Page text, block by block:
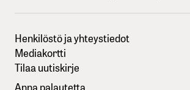
Henkilöstö ja yhteystiedot
Mediakortti
Tilaa uutiskirje
Anna palautetta